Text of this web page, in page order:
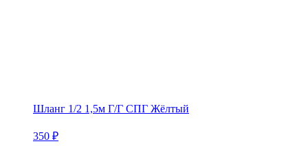
Шланг 1/2 1,5м Г/Г СПГ Жёлтый
350 ₽